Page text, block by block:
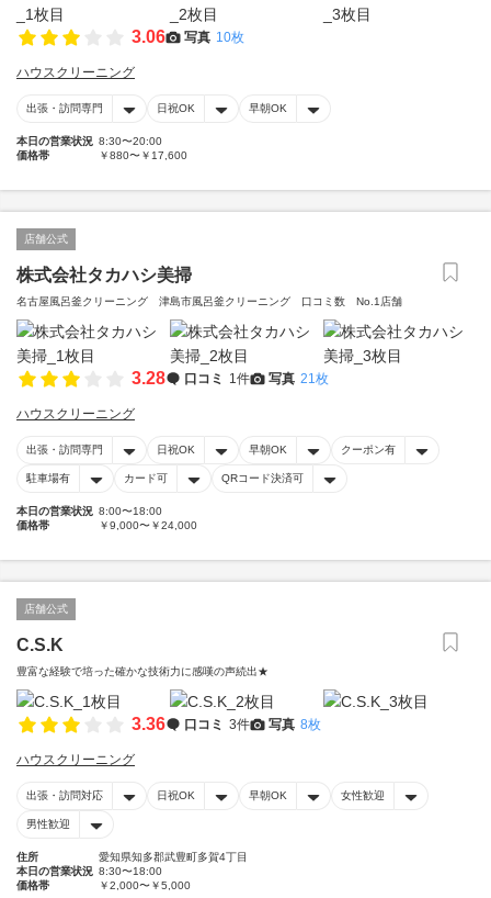
3.06 写真 10枚
ハウスクリーニング
出張・訪問専門 日祝OK 早朝OK
本日の営業状況 8:30〜20:00
価格帯
￥880〜￥17,600
店舗公式
株式会社タカハシ美掃
名古屋風呂釜クリーニング 津島市風呂釜クリーニング 口コミ数 No.1店舗
3.28 口コミ 1件 写真 21枚
ハウスクリーニング
出張・訪問専門 日祝OK 早朝OK クーポン有
駐車場有 カード可 QRコード決済可
本日の営業状況 8:00〜18:00
価格帯
￥9,000〜￥24,000
店舗公式
C.S.K
豊富な経験で培った確かな技術力に感嘆の声続出★
3.36 口コミ 3件 写真 8枚
ハウスクリーニング
出張・訪問対応 日祝OK 早朝OK 女性歓迎
男性歓迎
住所
愛知県知多郡武豊町多賀4丁目
本日の営業状況 8:30〜18:00
価格帯
￥2,000〜￥5,000